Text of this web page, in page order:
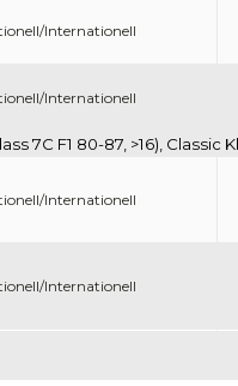
Internationell
Internationell
7C F1 80-87, >16),
Internationell
Internationell